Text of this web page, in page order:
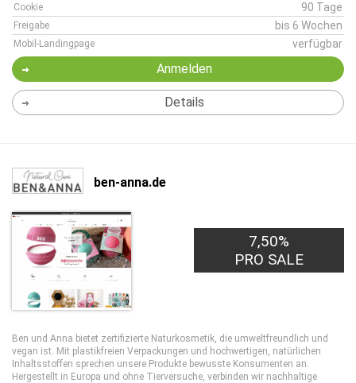
Cookie 90 Tage
Freigabe bis 6 Wochen
Mobil-Landingpage verfügbar
Anmelden
Details
ben-anna.de
7,50%
PRO SALE
Ben und Anna bietet zertifizierte Naturkosmetik, die umweltfreundlich und
vegan ist. Mit plastikfreien Verpackungen und hochwertigen, natürlichen
Inhaltsstoffen sprechen unsere Produkte bewusste Konsumenten an.
Hergestellt in Europa und ohne Tierversuche, verbinden wir nachhaltige